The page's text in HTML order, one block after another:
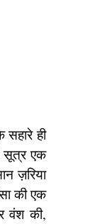
ही
सूत्र एक
ज़रिया
की एक
वंश की,